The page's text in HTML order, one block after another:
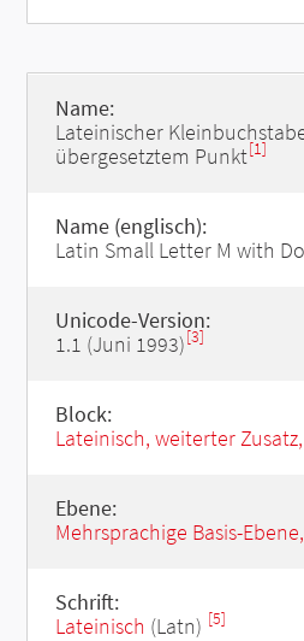
Name:
Lateinischer
übergesetztem Punkt[1]
Name (englisch):
Latin Small Letter M with
Unicode-Version:
1.1 (Juni 1993)[3]
Block:
Lateinisch, weiterter Zusatz,
Ebene:
Mehrsprachige Basis-
Schrift:
Lateinisch (Latn) [5]